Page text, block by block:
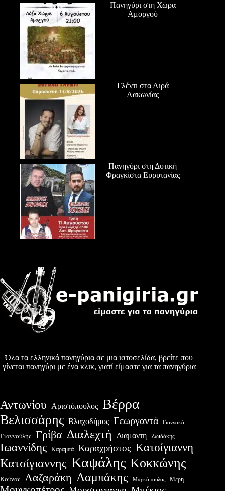
Πανηγύρι στη Χώρα
Αμοργού
Γλέντι στα Λιρά
Λακωνίας
Πανηγύρι στη Δυτική
Φραγκίστα Ευρυτανίας
Όλα τα ελληνικά πανηγύρια σε μια ιστοσελίδα, βρείτε που
γίνεται πανηγύρι με ένα κλικ, γιατί είμαστε για τα πανηγύρια
Αντωνίου Αριστόπουλος Βέρρα
Βελισσάρης Βλαχοδήμος Γεωργαντά Γιαννακά
Γιαννούλης Γρίβα Διαλεχτή Διαμαντη Ζωιδάκης
Ιωαννίδης Καραμπά Καραχρήστος Κατσίγιαννη
Κατσίγιαννης Καψάλης Κοκκώνης
Κούνας Λαζαράκη Λαμπάκης Μαρκόπουλος Μερη